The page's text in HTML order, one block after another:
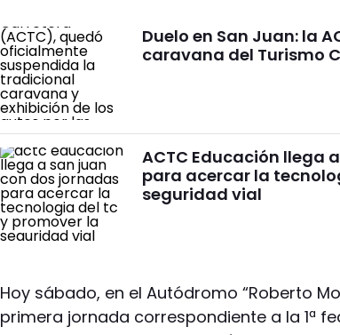
Duelo en San Juan: la
caravana del Turismo
ACTC Educación llega
para acercar la
seguridad vial
Hoy sábado, en el Autódromo “Roberto
primera jornada correspondiente a la 1ª